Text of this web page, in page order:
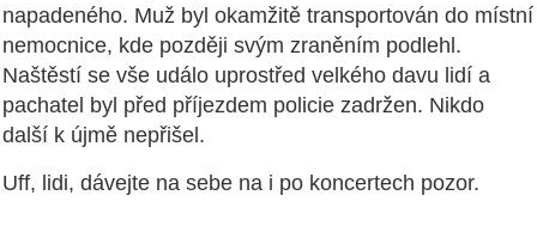
napadeného. Muž byl okamžitě transportován do místní
nemocnice, kde později svým zraněním podlehl.
Naštěstí se vše událo uprostřed velkého davu lidí a
pachatel byl před příjezdem policie zadržen. Nikdo
další k újmě nepřišel.
Uff, lidi, dávejte na sebe na i po koncertech pozor.